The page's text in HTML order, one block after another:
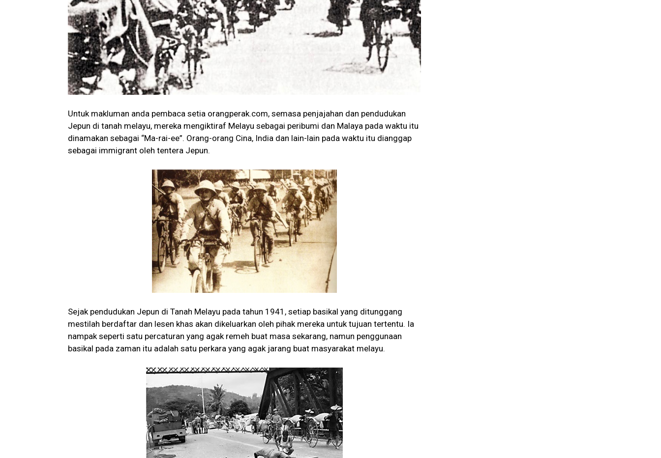
Untuk makluman anda pembaca setia orangperak.com, semasa penjajahan dan pendudukan
Jepun di tanah melayu, mereka mengiktiraf Melayu sebagai peribumi dan Malaya pada waktu itu
dinamakan sebagai “Ma-rai-ee”. Orang-orang Cina, India dan lain-lain pada waktu itu dianggap
sebagai immigrant oleh tentera Jepun.
Sejak pendudukan Jepun di Tanah Melayu pada tahun 1941, setiap basikal yang ditunggang
mestilah berdaftar dan lesen khas akan dikeluarkan oleh pihak mereka untuk tujuan tertentu. Ia
nampak seperti satu percaturan yang agak remeh buat masa sekarang, namun penggunaan
basikal pada zaman itu adalah satu perkara yang agak jarang buat masyarakat melayu.